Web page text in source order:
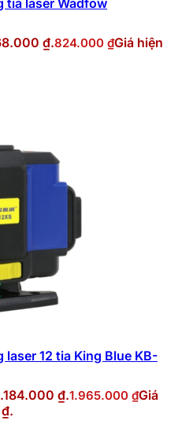
tia laser Wadfow
₫.824.000 ₫Giá hiện
laser 12 tia King Blue KB-
₫.1.965.000 ₫Giá